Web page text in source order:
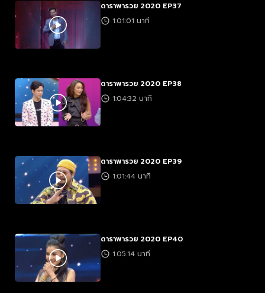
ดาราพารวย 2020 EP37
1:01:01 นาที
ดาราพารวย 2020 EP38
1:04:32 นาที
ดาราพารวย 2020 EP39
1:01:44 นาที
ดาราพารวย 2020 EP40
1:05:14 นาที